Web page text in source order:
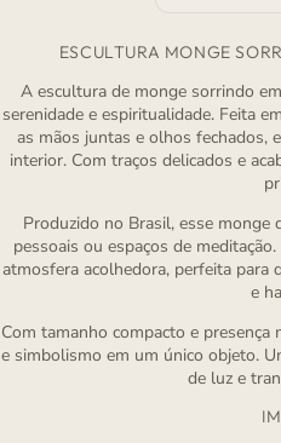
ESCULTURA MONGE
A escultura de monge sorrindo
serenidade e espiritualidade. Feita
as mãos juntas e olhos fechados,
interior. Com traços delicados e
Produzido no Brasil, esse monge
pessoais ou espaços de
atmosfera acolhedora, perfeita para
e
Com tamanho compacto e presença
e simbolismo em um único objeto.
de luz e